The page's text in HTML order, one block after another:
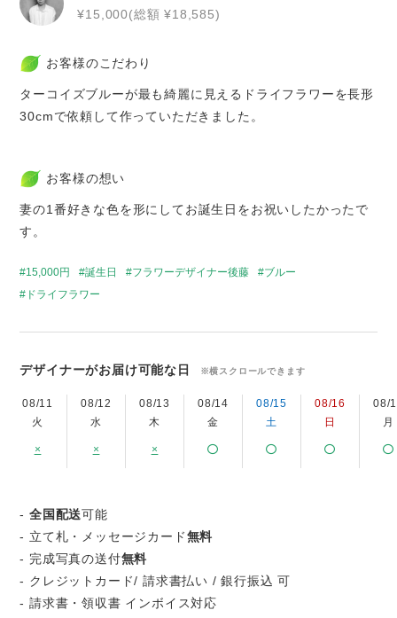
¥15,000(総額 ¥18,585)
お客様のこだわり
ターコイズブルーが最も綺麗に見えるドライフラワーを長形
30cmで依頼して作っていただきました。
お客様の想い
妻の1番好きな色を形にしてお誕生日をお祝いしたかったで
す。
15,000円 誕生日 フラワーデザイナー後藤
ブルー
ドライフラワー
デザイナーがお届け可能な日 ※横スクロールできます
08/11
火
×
08/12
水
×
08/13
木
×
08/14
金
08/15
土
08/16
日
08/
月
-全国配送可能
- 立て札・メッセージカード無料
- 完成写真の送付無料
- クレジットカード/ 請求書払い / 銀行振込 可
- 請求書・領収書 インボイス対応